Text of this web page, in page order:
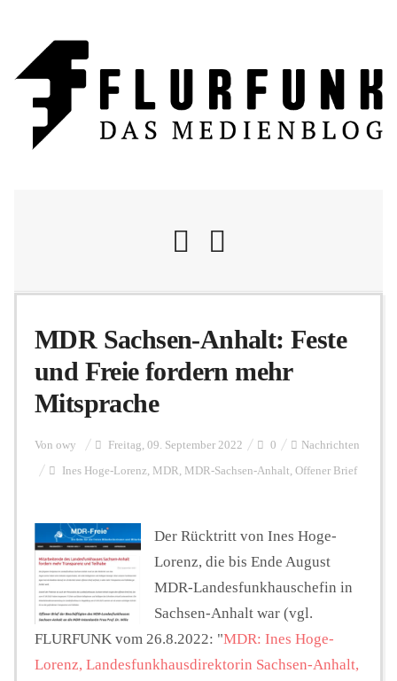
Nachrichten
Flurschelte
Personalien
FUNKTURM-Beiträge
Podcast
MDR Sachsen-Anhalt: Feste
und Freie fordern mehr
Mitsprache
Von owy Freitag, 09. September 2022 0 Nachrichten
Ines Hoge-Lorenz, MDR, MDR-Sachsen-Anhalt, Offener Brief
Der Rücktritt von Ines Hoge-
Lorenz, die bis Ende August
MDR-Landesfunkhauschefin in
Sachsen-Anhalt war (vgl.
FLURFUNK vom 26.8.2022: "MDR: Ines Hoge-
Lorenz, Landesfunkhausdirektorin Sachsen-Anhalt,